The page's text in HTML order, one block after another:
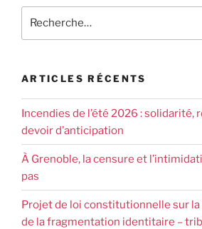
ARTICLES RÉCENTS
Incendies de l’été 2026 : solidarité,
devoir d’anticipation
À Grenoble, la censure et
pas
Projet de loi constitutionnelle sur la
de la fragmentation identitaire –